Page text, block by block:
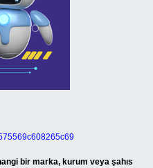
bir marka, kurum veya şahıs